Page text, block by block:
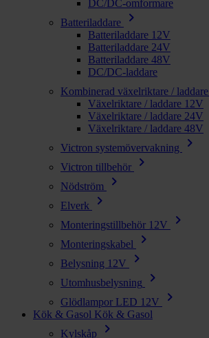
DC/DC-omformare
Batteriladdare
chevron_right
Batteriladdare 12V
Batteriladdare 24V
Batteriladdare 48V
DC/DC-laddare
Kombinerad växelriktare / laddare
Växelriktare / laddare 12V
Växelriktare / laddare 24V
Växelriktare / laddare 48V
Victron systemövervakning
chevron_right
Victron tillbehör chevron_right
Nödström chevron_right
Elverk chevron_right
Monteringstillbehör 12V chevron_right
Monteringskabel chevron_right
Belysning 12V chevron_right
Utomhusbelysning chevron_right
Glödlampor LED 12V chevron_right
Kök & Gasol Kök & Gasol
Kylskåp
chevron_right